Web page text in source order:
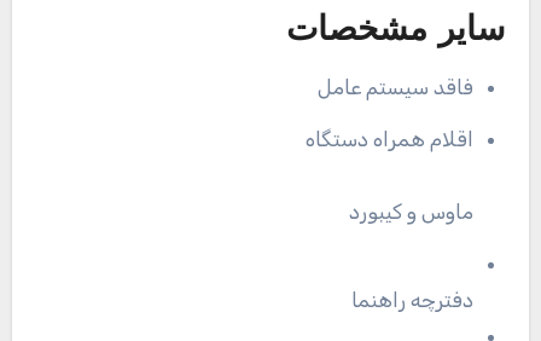
سایر مشخصات
فاقد سیستم عامل
اقلام همراه دستگاه
ماوس و کیبورد
دفترچه راهنما